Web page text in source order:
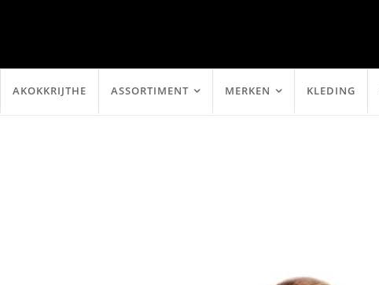
AKOKKRIJTHE ASSORTIMENT MERKEN KLEDING